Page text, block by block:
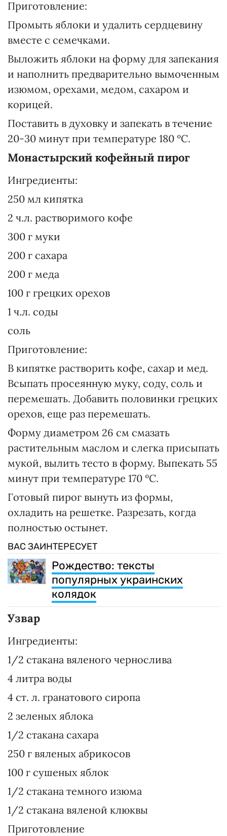
Приготовление:
Промыть яблоки и удалить сердцевину
вместе с семечками.
Выложить яблоки на форму для запекания
и наполнить предварительно вымоченным
изюмом, орехами, медом, сахаром и
корицей.
Поставить в духовку и запекать в течение
20-30 минут при температуре 180 ºС.
Монастырский кофейный пирог
Ингредиенты:
250 мл кипятка
2 ч.л. растворимого кофе
300 г муки
200 г сахара
200 г меда
100 г грецких орехов
1 ч.л. соды
соль
Приготовление:
В кипятке растворить кофе, сахар и мед.
Всыпать просеянную муку, соду, соль и
перемешать. Добавить половинки грецких
орехов, еще раз перемешать.
Форму диаметром 26 см смазать
растительным маслом и слегка присыпать
мукой, вылить тесто в форму. Выпекать 55
минут при температуре 170 ºС.
Готовый пирог вынуть из формы,
охладить на решетке. Разрезать, когда
полностью остынет.
ВАС ЗАИНТЕРЕСУЕТ
Рождество: тексты
популярных украинских
колядок
Узвар
Ингредиенты:
1/2 стакана вяленого чернослива
4 литра воды
4 ст. л. гранатового сиропа
2 зеленых яблока
1/2 стакана сахара
250 г вяленых абрикосов
100 г сушеных яблок
1/2 стакана темного изюма
1/2 стакана вяленой клюквы
Приготовление